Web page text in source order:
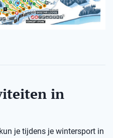
in
je tijdens je wintersport in